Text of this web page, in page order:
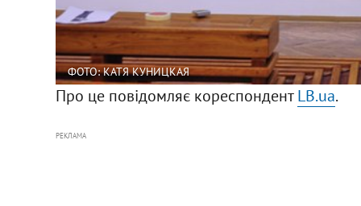
ФОТО: КАТЯ КУНИЦКАЯ
Про це повідомляє кореспондентLB.ua.
РЕКЛАМА